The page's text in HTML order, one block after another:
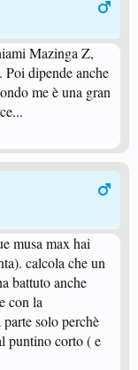
Mazinga Z,
Poi dipende anche
me è una gran
musa max hai
calcola che un
battuto anche
con la
solo perchè
puntino corto ( e